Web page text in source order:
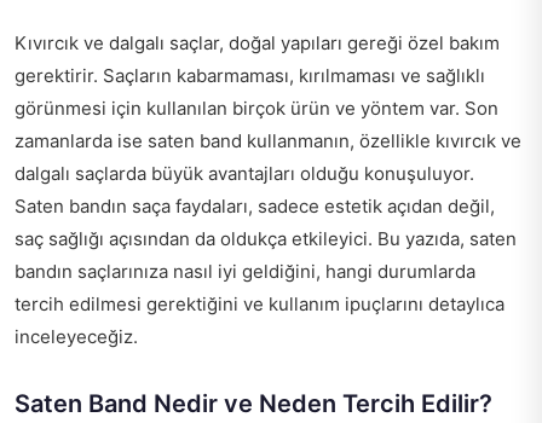
Kıvırcık ve dalgalı saçlar, doğal yapıları gereği özel bakım
gerektirir. Saçların kabarmaması, kırılmaması ve sağlıklı
görünmesi için kullanılan birçok ürün ve yöntem var. Son
zamanlarda ise saten band kullanmanın, özellikle kıvırcık ve
dalgalı saçlarda büyük avantajları olduğu konuşuluyor.
Saten bandın saça faydaları, sadece estetik açıdan değil,
saç sağlığı açısından da oldukça etkileyici. Bu yazıda, saten
bandın saçlarınıza nasıl iyi geldiğini, hangi durumlarda
tercih edilmesi gerektiğini ve kullanım ipuçlarını detaylıca
inceleyeceğiz.
Saten Band Nedir ve Neden Tercih Edilir?